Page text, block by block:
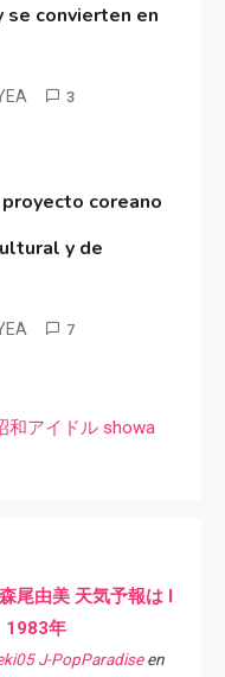
se convierten en
3
coreano
y de
7
和アイドル showa
森尾由美 天気予報は I
年
J-PopParadiseen